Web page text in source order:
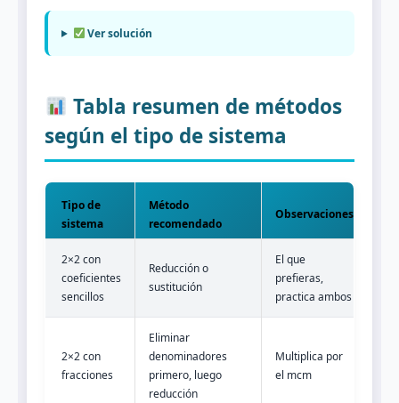
Ver solución
Tabla resumen de métodos
según el tipo de sistema
Tipo de
sistema
Método
recomendado
Observaciones
2×2 con
coeficientes
sencillos
Reducción o
sustitución
El que
prefieras,
practica ambos
2×2 con
fracciones
Eliminar
denominadores
primero, luego
reducción
Multiplica por
el mcm